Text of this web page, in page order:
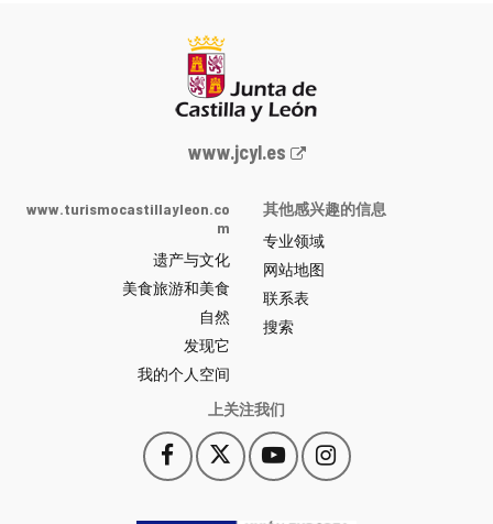
Junta
y
León
网
站
门
户
-
www.jcyl.es
www.turismocastillayleon.co
m
遗产与文化
美食旅游和美食
自然
发现它
我的个人空间
其他感兴趣的信息
专业领域
网站地图
联系表
搜索
上关注我们
Facebook
此
链
此
链
YouTube
此
链
Instagram
此
链